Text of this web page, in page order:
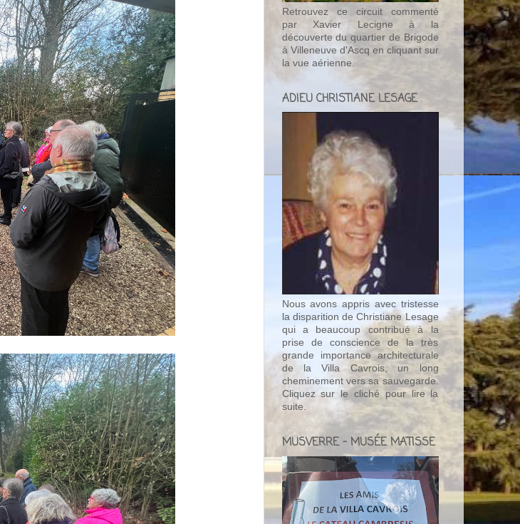
Retrouvez ce circuit commenté
par Xavier Lecigne à la
découverte du quartier de Brigode
à Villeneuve d'Ascq en cliquant sur
la vue aérienne.
ADIEU CHRISTIANE LESAGE
Nous avons appris avec tristesse
la disparition de Christiane Lesage
qui a beaucoup contribué à la
prise de conscience de la très
grande importance architecturale
de la Villa Cavrois, un long
cheminement vers sa sauvegarde.
Cliquez sur le cliché pour lire la
suite.
MUSVERRE - MUSÉE MATISSE